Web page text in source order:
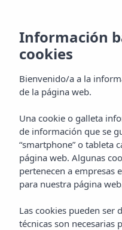
Información
cookies
Bienvenido/a a la
de la página web.
Una cookie o galleta
de información que se
“smartphone” o tableta
página web. Algunas
pertenecen a empresas
para nuestra página
Las cookies pueden ser
técnicas son necesarias